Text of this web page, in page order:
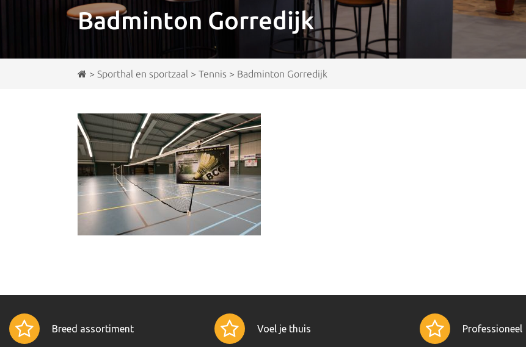
Badminton Gorredijk
> Sporthal en sportzaal > Tennis > Badminton Gorredijk
Breed assortiment Voel je thuis Professioneel